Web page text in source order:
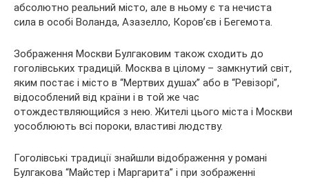
абсолютно реальний місто, але в ньому є та нечиста
сила в особі Воланда, Азазелло, Коров’єв і Бегемота.
Зображення Москви Булгаковим також сходить до
гоголівських традицій. Москва в цілому – замкнутий світ,
яким постає і місто в “Мертвих душах” або в “Ревізорі”,
відособлений від країни і в той же час
отождествляющийся з нею. Жителі цього міста і Москви
уособлюють всі пороки, властиві людству.
Гоголівські традиції знайшли відображення у романі
Булгакова “Майстер і Маргарита” і при зображенні